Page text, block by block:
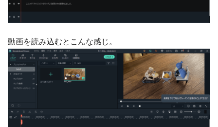
動画を読み込むとこんな感じ。